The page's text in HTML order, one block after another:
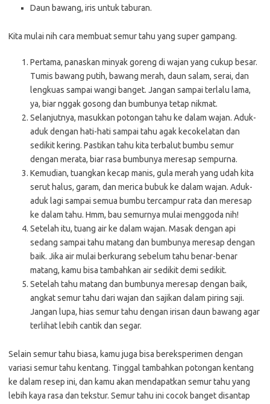
Daun bawang, iris untuk taburan.
Kita mulai nih cara membuat semur tahu yang super gampang.
Pertama, panaskan minyak goreng di wajan yang cukup besar.
Tumis bawang putih, bawang merah, daun salam, serai, dan
lengkuas sampai wangi banget. Jangan sampai terlalu lama,
ya, biar nggak gosong dan bumbunya tetap nikmat.
Selanjutnya, masukkan potongan tahu ke dalam wajan. Aduk-
aduk dengan hati-hati sampai tahu agak kecokelatan dan
sedikit kering. Pastikan tahu kita terbalut bumbu semur
dengan merata, biar rasa bumbunya meresap sempurna.
Kemudian, tuangkan kecap manis, gula merah yang udah kita
serut halus, garam, dan merica bubuk ke dalam wajan. Aduk-
aduk lagi sampai semua bumbu tercampur rata dan meresap
ke dalam tahu. Hmm, bau semurnya mulai menggoda nih!
Setelah itu, tuang air ke dalam wajan. Masak dengan api
sedang sampai tahu matang dan bumbunya meresap dengan
baik. Jika air mulai berkurang sebelum tahu benar-benar
matang, kamu bisa tambahkan air sedikit demi sedikit.
Setelah tahu matang dan bumbunya meresap dengan baik,
angkat semur tahu dari wajan dan sajikan dalam piring saji.
Jangan lupa, hias semur tahu dengan irisan daun bawang agar
terlihat lebih cantik dan segar.
Selain semur tahu biasa, kamu juga bisa bereksperimen dengan
variasi semur tahu kentang. Tinggal tambahkan potongan kentang
ke dalam resep ini, dan kamu akan mendapatkan semur tahu yang
lebih kaya rasa dan tekstur. Semur tahu ini cocok banget disantap